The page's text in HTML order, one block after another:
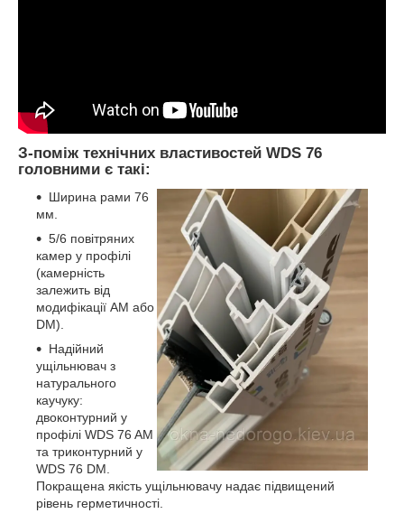
З-поміж технічних властивостей WDS 76
головними є такі:
Ширина рами 76
мм.
5/6 повітряних
камер у профілі
(камерність
залежить від
модифікації AM або
DM).
Надійний
ущільнювач з
натурального
каучуку:
двоконтурний у
профілі WDS 76 AM
та триконтурний у
WDS 76 DM.
Покращена якість ущільнювачу надає підвищений
рівень герметичності.